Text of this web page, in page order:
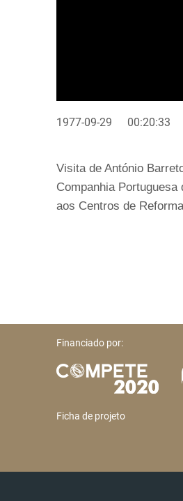
1977-09-29 00:20:33
Visita de António
Companhia
aos Centros de
Financiado por:
Ficha de projeto